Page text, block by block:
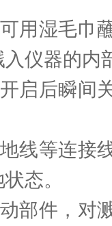
用湿毛巾
仪器的内
启后瞬间
线等连接
态。
部件，对